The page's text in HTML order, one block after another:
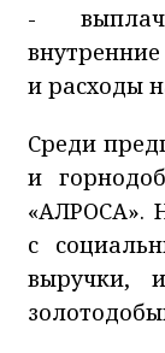
-
и расходы
Среди
и
«АЛРОСА».
с
выручки,